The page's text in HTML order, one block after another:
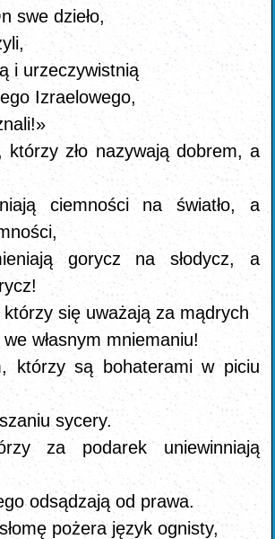
swe dzieło,
i urzeczywistnią
Izraelowego,
którzy zło nazywają dobrem, a
ciemności na światło, a
gorycz na słodycz, a
się uważają za mądrych
własnym mniemaniu!
którzy są bohaterami w piciu
sycery.
za podarek uniewinniają
odsądzają od prawa.
pożera język ognisty,